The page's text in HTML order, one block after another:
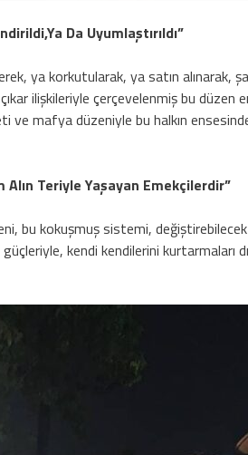
Da Uyumlaştırıldı”
ya korkutularak, ya satın alınarak,
ilişkileriyle çerçevelenmiş bu
ve mafya düzeniyle bu halkın
Teriyle Yaşayan Emekçilerdir”
bu kokuşmuş sistemi,
kendi kendilerini kurtarmaları